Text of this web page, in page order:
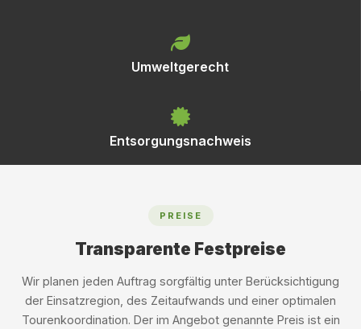
Umweltgerecht
Entsorgungsnachweis
PREISE
Transparente Festpreise
Wir planen jeden Auftrag sorgfältig unter Berücksichtigung
der Einsatzregion, des Zeitaufwands und einer optimalen
Tourenkoordination. Der im Angebot genannte Preis ist ein